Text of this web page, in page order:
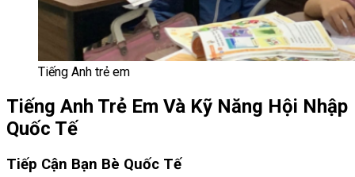
Tiếng Anh trẻ em
Tiếng Anh Trẻ Em Và Kỹ Năng Hội Nhập
Quốc Tế
Tiếp Cận Bạn Bè Quốc Tế